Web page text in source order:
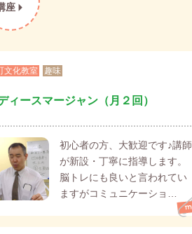
座
文化教室 趣味
ィースマージャン（月２回）
初心者の方、大歓迎です♪講師
が新設・丁寧に指導します。
脳トレにも良いと言われてい
ますがコミュニケーショ…